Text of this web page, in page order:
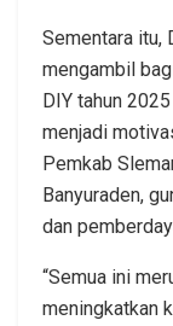
Sementara itu,
mengambil
DIY tahun
menjadi
Pemkab
Banyuraden,
dan
“Semua ini
meningkatkan